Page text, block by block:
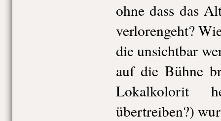
ohne dass das
verlorengeht?
die unsichtbar
auf die Bühne
Lokalkolorit
übertreiben?)